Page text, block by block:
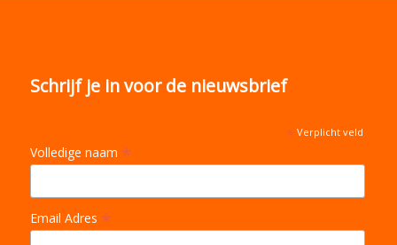
Schrijf je in voor de nieuwsbrief
* Verplicht veld
Volledige naam *
Email Adres *